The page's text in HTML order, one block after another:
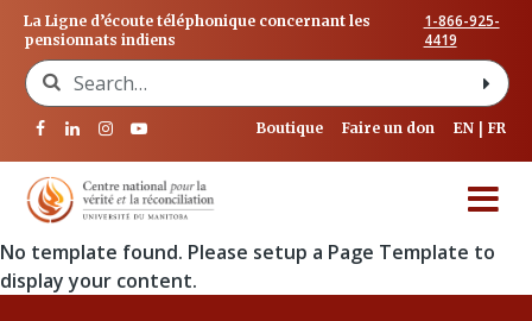
La Ligne d’écoute téléphonique concernant les
pensionnats indiens
1-866-925-
4419
Search for:
Boutique Faire un don EN FR
No template found. Please setup a Page Template to
display your content.